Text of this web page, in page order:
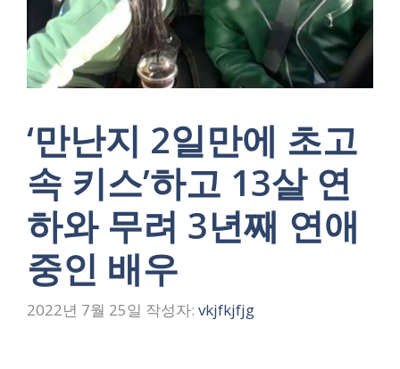
‘만난지 2일만에 초고
속 키스’하고 13살 연
하와 무려 3년째 연애
중인 배우
2022년 7월 25일 작성자: vkjfkjfjg